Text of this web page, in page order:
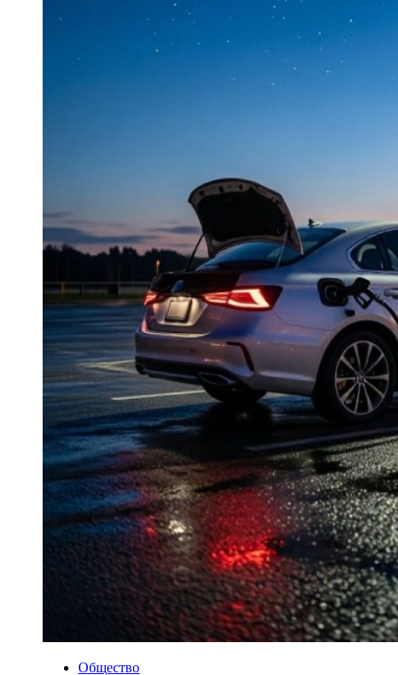
Общество